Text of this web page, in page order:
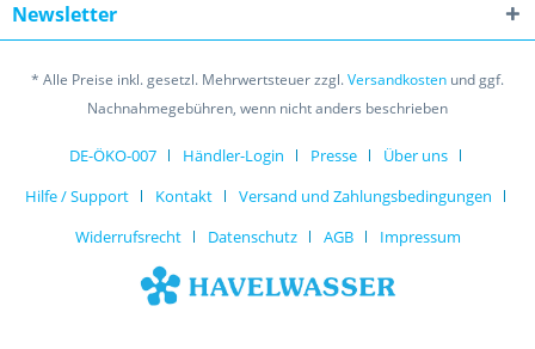
Newsletter
* Alle Preise inkl. gesetzl. Mehrwertsteuer zzgl.Versandkosten und ggf.
Nachnahmegebühren, wenn nicht anders beschrieben
DE-ÖKO-007 Händler-Login Presse
Über uns
Hilfe / Support
Kontakt
Versand und Zahlungsbedingungen
Widerrufsrecht
Datenschutz AGB Impressum